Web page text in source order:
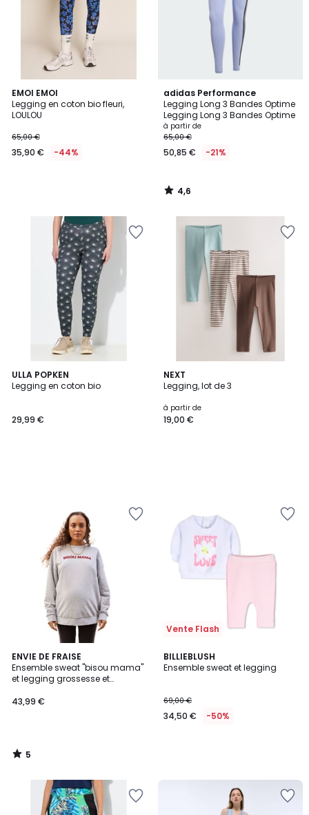
EMOI EMOI
Legging en coton bio fleuri,
LOULOU
65,00 €
35,90 € -44%
adidas Performance
Legging Long 3 Bandes Optime
Legging Long 3 Bandes Optime
à partir de
65,00 €
50,85 € -21%
4,6
/ 5
4,6
/
ULLA POPKEN
Legging en coton bio
29,99 €
NEXT
Legging, lot de 3
à partir de
19,00 €
ENVIE DE FRAISE
Ensemble sweat "bisou mama"
et legging grossesse et
43,99 €
5
/
5
5
/
Vente Flash
BILLIEBLUSH
Ensemble sweat et legging
69,00 €
34,50 € -50%